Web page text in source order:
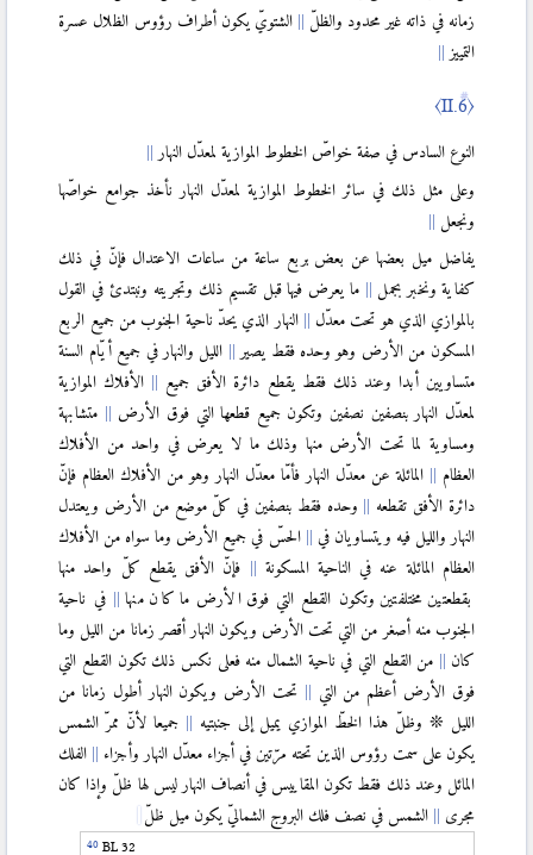
زمانه في ذاته غير محدود والظلّ
الشتويّ يكون أطراف رؤوس الظلال عسرة
التمييز
〈II.6〉
النوع السادس في صفة خواصّ الخطوط الموازية لمعدّل النهار
وعلى مثل ذلك في سائر الخطوط الموازية لمعدّل النهار نأخذ جوامع خواصّها
ونجعل
يفاضل ميل بعضها عن بعض بربع ساعة من ساعات الاعتدال فإنّ في ذلك
كفاية ونخبر بجمل
ما يعرض فيها قبل تقسيم ذلك وتجريته ونبتدئ في القول
بالموازي الذي هو تحت معدّل
النهار الذي يحدّ ناحية الجنوب من جميع الربع
المسكون من الأرض وهو وحده فقط يصير
الليل والنهار في جميع أيّام السنة
متساويين أبدا وعند ذلك فقط يقطع دائرة الأفق جميع
الأفلاك الموازية
لمعدّل النهار بنصفين نصفين وتكون جميع قطعها التي فوق الأرض
متشابهة
ومساوية لما تحت الأرض منها وذلك ما لا يعرض في واحد من الأفلاك
العظام
المائلة عن معدّل النهار فأمّا معدّل النهار وهو من الأفلاك العظام فإنّ
دائرة الأفق تقطعه
وحده فقط بنصفين في كلّ موضع من الأرض ويعتدل
النهار والليل فيه ويتساويان في
الحسّ في جميع الأرض وما سواه من الأفلاك
العظام المائلة عنه في الناحية المسكونة
فإنّ الأفق يقطع كلّ واحد منها
بقطعتين مختلفتين وتكون القطع التي فوق الأرض ما كان منها
في ناحية
الجنوب منه أصغر من التي تحت الأرض ويكون النهار أقصر زمانا من الليل وما
كان
من القطع التي في ناحية الشمال منه فعلى نكس ذلك تكون القطع التي
فوق الأرض أعظم من التي
تحت الأرض ويكون النهار أطول زمانا من
الليل ❊ وظلّ هذا الخطّ الموازي يميل إلى جنبتيه
جميعا لأنّ ممرّ الشمس
يكون على سمت رؤوس الذين تحته مرّتين في أجزاء معدّل النهار وأجزاء
الفلك
المائل وعند ذلك فقط تكون المقاييس في أنصاف النهار ليس لها ظلّ وإذا كان
مجرى
الشمس في نصف فلك البروج الشماليّ يكون ميل ظلّ
BL 32